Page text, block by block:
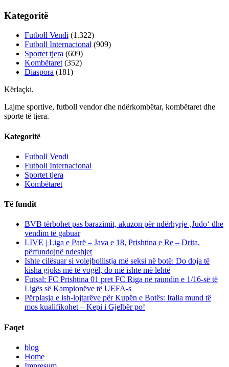
Kategoritë
Futboll Vendi (1.322)
Futboll Internacional (909)
Sportet tjera (609)
Kombëtaret (352)
Diaspora (181)
Kërlaçki.
Lajme sportive, futboll vendor dhe ndërkombëtar, kombëtaret dhe
sporte të tjera.
Kategoritë
Futboll Vendi
Futboll Internacional
Sportet tjera
Kombëtaret
Të fundit
BVB tërbohet pas barazimit, akuzon për ndërhyrje ‚Judo‘ dhe
vendim të gabuar
LIVE | Liga e Parë – Java e 18, Prishtina e Re – Drita,
përfundojnë ndeshjet
Ishte cilësuar si volejbollistja më seksi në botë: Do doja të
kisha gjoks më të vogël, do më ishte më lehtë
Futsal: FC Prishtina 01 pret FC Riga në raundin e 1/16-së të
Ligës së Kampionëve të UEFA-s
Përplasja e ish-lojtarëve për Kupën e Botës: Italia mund të
mos kualifikohet – Kepi i Gjelbër po!
Faqet
blog
Home